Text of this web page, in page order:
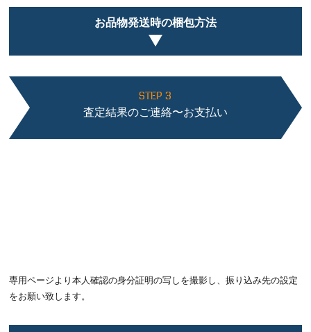
お品物発送時の梱包方法
STEP 3
査定結果のご連絡〜お支払い
専用ページより本人確認の身分証明の写しを撮影し、振り込み先の設定
をお願い致します。